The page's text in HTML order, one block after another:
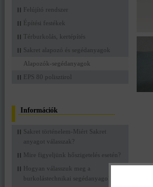
Felújító rendszer
Építési festékek
Térburkolás, kertépítés
Sakret alapozó és segédanyagok
Alapozók-segédanyagok
EPS 80 polisztirol
Információk
Sakret történelem-Miért Sakret
anyagot válasszak?
Mire figyeljünk hőszigetelés esetén?
Hogyan válasszuk meg a
burkolástechnikai segédanyagokat?